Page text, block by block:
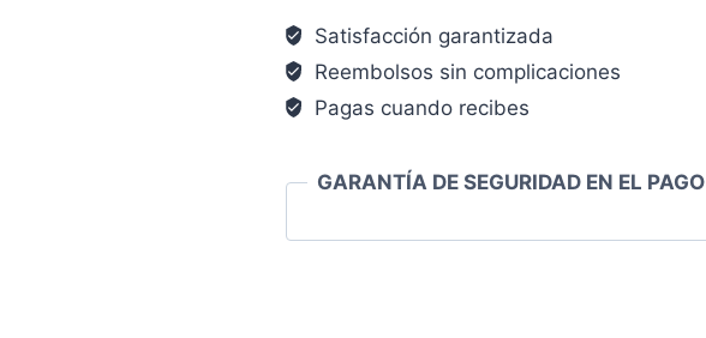
Satisfacción garantizada
Reembolsos sin complicaciones
Pagas cuando recibes
GARANTÍA DE SEGURIDAD EN EL PAGO